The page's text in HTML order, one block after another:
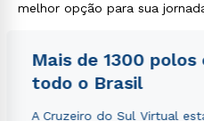
melhor opção para sua
Mais de 1300 polos
todo o Brasil
A Cruzeiro do Sul Virtual